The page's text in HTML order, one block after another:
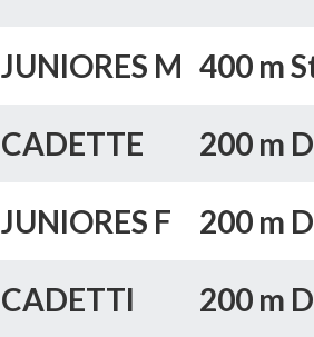
JUNIORES M 400 m
CADETTE 200 m
JUNIORES F 200 m
CADETTI 200 m